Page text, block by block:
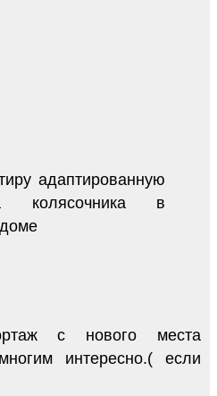
адаптированную
колясочника в
с нового места
интересно.( если